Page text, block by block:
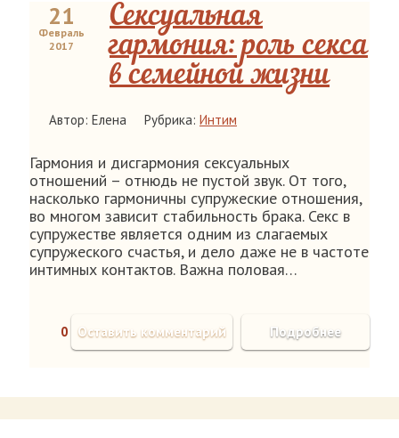
21
Февраль
2017
Сексуальная
гармония: роль секса
в семейной жизни
Автор: Елена Рубрика: Интим
Гармония и дисгармония сексуальных
отношений – отнюдь не пустой звук. От того,
насколько гармоничны супружеские отношения,
во многом зависит стабильность брака. Секс в
супружестве является одним из слагаемых
супружеского счастья, и дело даже не в частоте
интимных контактов. Важна половая…
0 Подробнее
Оставить комментарий